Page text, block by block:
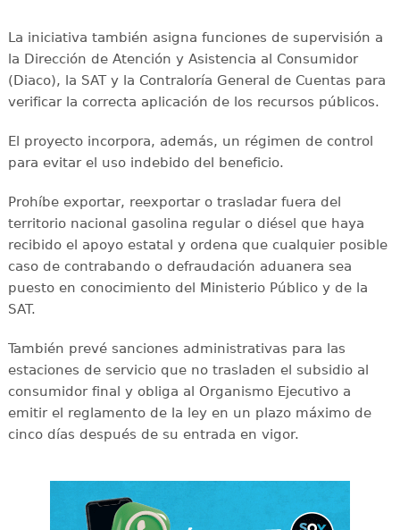
La iniciativa también asigna funciones de supervisión a
la Dirección de Atención y Asistencia al Consumidor
(Diaco), la SAT y la Contraloría General de Cuentas para
verificar la correcta aplicación de los recursos públicos.
El proyecto incorpora, además, un régimen de control
para evitar el uso indebido del beneficio.
Prohíbe exportar, reexportar o trasladar fuera del
territorio nacional gasolina regular o diésel que haya
recibido el apoyo estatal y ordena que cualquier posible
caso de contrabando o defraudación aduanera sea
puesto en conocimiento del Ministerio Público y de la
SAT.
También prevé sanciones administrativas para las
estaciones de servicio que no trasladen el subsidio al
consumidor final y obliga al Organismo Ejecutivo a
emitir el reglamento de la ley en un plazo máximo de
cinco días después de su entrada en vigor.